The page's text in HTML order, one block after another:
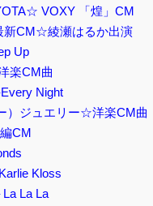
VOXY 「煌」CM
CM☆綾瀬はるか出演
Up
楽CM曲
Night
）ジュエリー☆洋楽CM曲
CM
Kloss
La La